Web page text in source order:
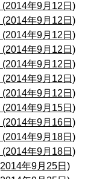
年9月12日)
年9月12日)
年9月12日)
年9月12日)
年9月12日)
年9月12日)
年9月12日)
年9月15日)
年9月16日)
年9月18日)
年9月18日)
年9月25日)